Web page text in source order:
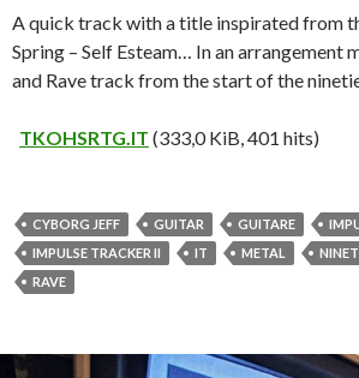
A quick track with a title inspirated from
Spring – Self Esteam… In an arrangement
and Rave track from the start of the
TKOHSRTG.IT (333,0 KiB, 401 hits)
CYBORG JEFF GUITAR GUITARE
IMPULSE TRACKER II
IT METAL
RAVE